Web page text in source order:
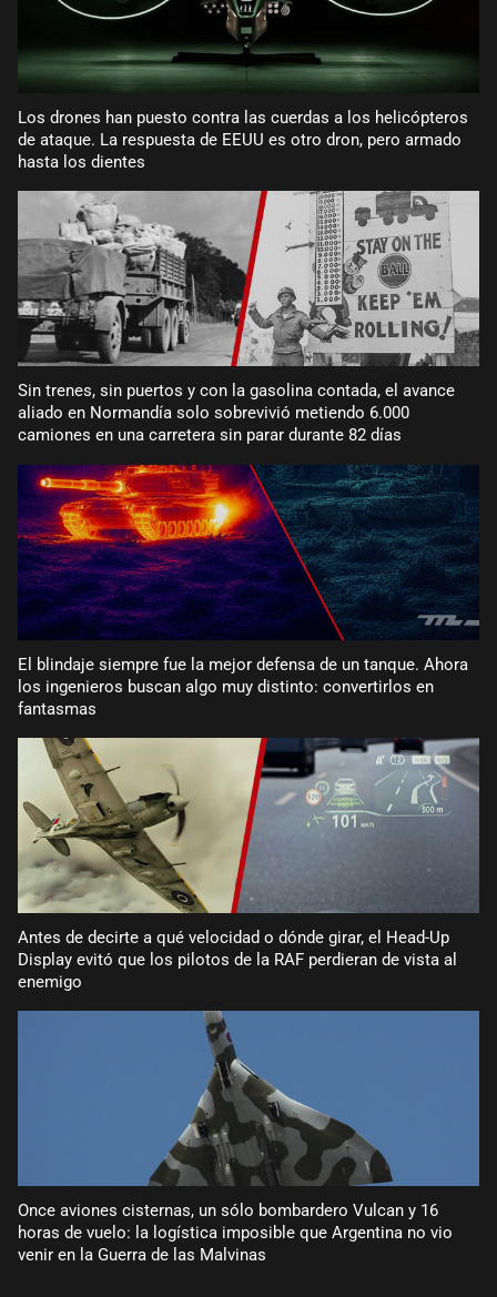
Los drones han puesto contra las cuerdas a los helicópteros
de ataque. La respuesta de EEUU es otro dron, pero armado
hasta los dientes
Sin trenes, sin puertos y con la gasolina contada, el avance
aliado en Normandía solo sobrevivió metiendo 6.000
camiones en una carretera sin parar durante 82 días
El blindaje siempre fue la mejor defensa de un tanque. Ahora
los ingenieros buscan algo muy distinto: convertirlos en
fantasmas
Antes de decirte a qué velocidad o dónde girar, el Head-Up
Display evitó que los pilotos de la RAF perdieran de vista al
enemigo
Once aviones cisternas, un sólo bombardero Vulcan y 16
horas de vuelo: la logística imposible que Argentina no vio
venir en la Guerra de las Malvinas